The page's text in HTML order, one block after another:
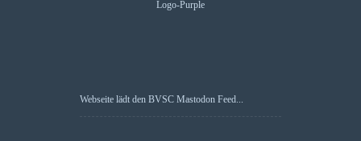
Webseite lädt den BVSC Mastodon Feed...